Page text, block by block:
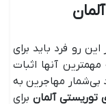
رو فرد باید برای
آنها اثبات
بی‌شمار مهاجرین به
توریستی آلمان برای